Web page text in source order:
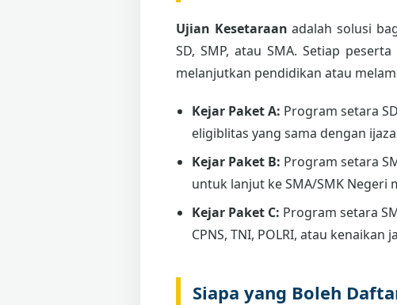
Ujian Kesetaraan adalah solusi
SD, SMP, atau SMA. Setiap
melanjutkan pendidikan atau
Kejar Paket A: Program setara
eligiblitas yang sama dengan
Kejar Paket B: Program setara
untuk lanjut ke SMA/SMK Negeri
Kejar Paket C: Program setara
CPNS, TNI, POLRI, atau kenaikan
Siapa yang Boleh